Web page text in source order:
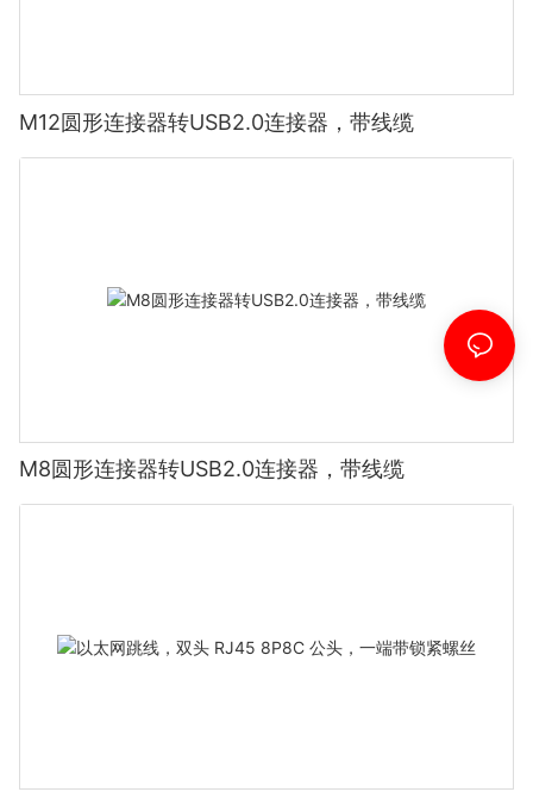
M12圆形连接器转USB2.0连接器，带线缆
M8圆形连接器转USB2.0连接器，带线缆